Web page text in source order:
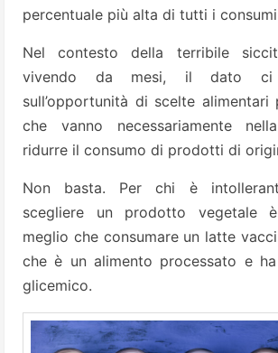
percentuale più alta di tutti i
Nel contesto della terribile
vivendo da mesi, il dato
sull’opportunità di scelte alimentari
che vanno necessariamente
ridurre il consumo di prodotti di
Non basta. Per chi è
scegliere un prodotto vegetale
meglio che consumare un latte
che è un alimento processato e
glicemico.